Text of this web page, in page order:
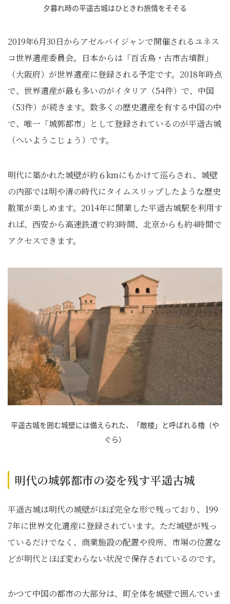
夕暮れ時の平遥古城はひときわ旅情をそそる
2019年6月30日からアゼルバイジャンで開催されるユネス
コ世界遺産委員会。日本からは「百舌鳥・古市古墳群」
（大阪府）が世界遺産に登録される予定です。2018年時点
で、世界遺産が最も多いのがイタリア（54件）で、中国
（53件）が続きます。数多くの歴史遺産を有する中国の中
で、唯一「城郭都市」として登録されているのが平遥古城
（へいようこじょう）です。
明代に築かれた城壁が約６kmにもかけて巡らされ、城壁
の内部では明や清の時代にタイムスリップしたような歴史
散策が楽しめます。2014年に開業した平遥古城駅を利用す
れば、西安から高速鉄道で約3時間、北京からも約4時間で
アクセスできます。
平遥古城を囲む城壁には備えられた、「敵楼」と呼ばれる櫓（や
ぐら）
明代の城郭都市の姿を残す平遥古城
平遥古城は明代の城壁がほぼ完全な形で残っており、199
7年に世界文化遺産に登録されています。ただ城壁が残っ
ているだけでなく、商業施設の配置や役所、市場の位置な
どが明代とほぼ変わらない状況で保存されているのです。
かつて中国の都市の大部分は、町全体を城壁で囲んでいま